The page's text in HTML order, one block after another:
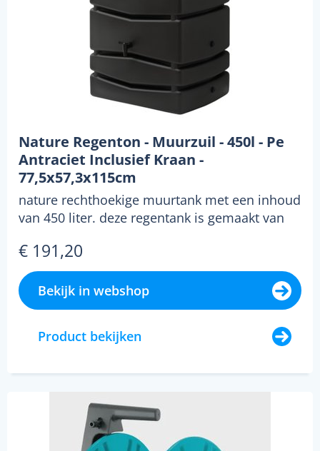
Nature Regenton - Muurzuil - 450l - Pe
Antraciet Inclusief Kraan -
77,5x57,3x115cm
nature rechthoekige muurtank met een inhoud
van 450 liter. deze regentank is gemaakt van
€ 191,20
Bekijk in webshop
Product bekijken